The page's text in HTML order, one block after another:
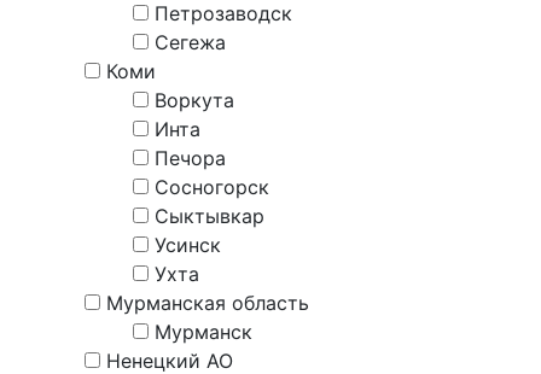
Петрозаводск
Сегежа
Коми
Воркута
Инта
Печора
Сосногорск
Сыктывкар
Усинск
Ухта
Мурманская область
Мурманск
Ненецкий АО